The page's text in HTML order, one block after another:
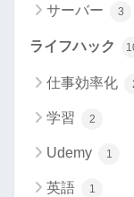
サーバー 3
ライフハック
仕事効率化
学習 2
Udemy 1
英語 1